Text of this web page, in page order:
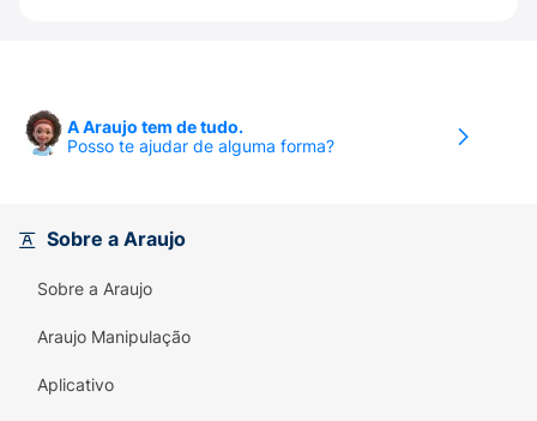
diretamente no lixo.
A Araujo tem de tudo.
Posso te ajudar de alguma forma?
Sobre a Araujo
Sobre a Araujo
Araujo Manipulação
Aplicativo